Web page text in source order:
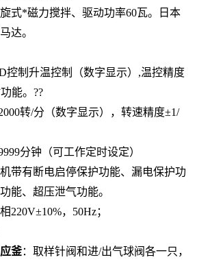
式*磁力搅拌、驱动功率60瓦。
日本
达。
控制升温控制（数字显示） ,温控精度
能。 ??
000转/分（数字显示），转速精度±1/
分钟（可工作定时设定）
带有断电启停保护功能、 漏电保护功
能、超压泄气功能。
220V±10%， 50Hz；
釜： 取样针阀和进/出气球阀各一只，